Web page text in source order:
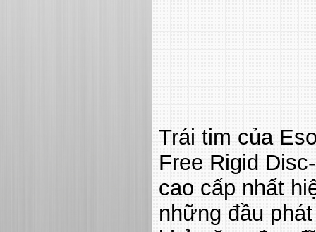
Trái tim của
Free Rigid
cao cấp nhất
những đầu